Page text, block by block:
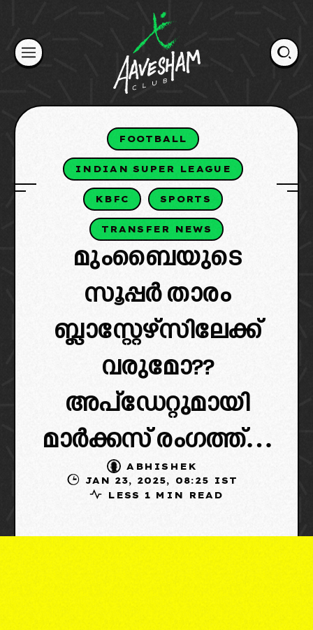
content
FOOTBALL
INDIAN SUPER LEAGUE
KBFC SPORTS
TRANSFER NEWS
മുംബൈയുടെ
സൂപ്പർ താരം
ബ്ലാസ്റ്റേഴ്‌സിലേക്ക്
വരുമോ??
അപ്ഡേറ്റുമായി
മാർക്കസ് രംഗത്ത്…
ABHISHEK
JAN 23, 2025, 08:25 IST
LESS 1 MIN READ